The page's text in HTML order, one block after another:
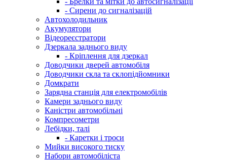
- Сирени до сигналізацій
Автохолодильник
Акумулятори
Відеореєстратори
Дзеркала заднього виду
- Кріплення для дзеркал
Доводчики дверей автомобіля
Доводчики скла та склопідйомники
Домкрати
Зарядна станція для електромобілів
Камери заднього виду
Каністри автомобільні
Компресометри
Лебідки, талі
- Каретки і троси
Мийки високого тиску
Набори автомобіліста